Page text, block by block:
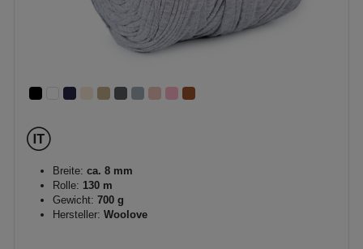
Breite: ca. 8 mm
Rolle: 130 m
Gewicht: 700 g
Hersteller: Woolove